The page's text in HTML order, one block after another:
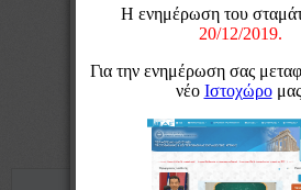
Βιογραφικό Γεωργίου
Χαιρετισμός για την ανάληψη
Χαιρετισμός για την νέα